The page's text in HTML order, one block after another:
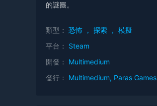
的謎團。
類型： 恐怖 ， 探索 ， 模擬
平台： Steam
開發： Multimedium
發行： Multimedium, Paras Games